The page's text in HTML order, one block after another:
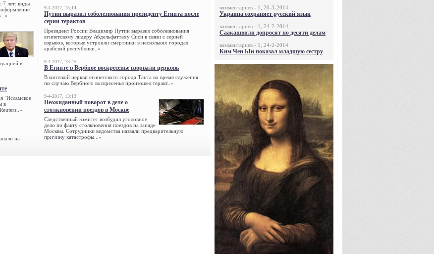
7 лет: виды
в
"Исламское
в
на
9-4-2017, 15:14
Путин выразил соболезнования президенту Египта после
серии терактов
Президент России Владимир Путин выразил соболезнования
египетскому лидеру Абдельфаттаху Сиси в связи с серией
взрывов, которые устроили смертники в нескольких городах
арабской республики..»
9-4-2017, 13:45
В Египте в Вербное воскресенье взорвали церковь
В коптской церкви египетского города Танта во время служения
по случаю Вербного воскресенья произошел теракт..»
9-4-2017, 13:13
Неожиданный поворот в деле о
столкновении поездов в Москве
Следственный комитет возбудил уголовное
дело по факту столкновения поездов на западе
Москвы. Сотрудники ведомства назвали предварительную
причину катастрофы...»
комментариев - 1, 20-3-2014
Украина сохраняет русский язык
комментариев - 1, 24-2-2014
Саакашвили допросят по десяти делам
комментариев - 1, 24-2-2014
Ким Чен Ын показал младшую сестру